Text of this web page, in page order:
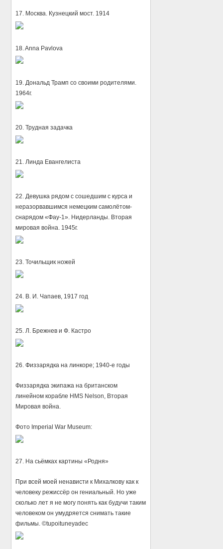
17. Москва. Кузнецкий мост. 1914
18. Anna Pavlova
19. Дональд Трамп со своими родителями.
1964г.
20. Трудная задачка
21. Линда Евангелиста
22. Девушка рядом с сошедшим с курса и
неразорвавшимся немецким самолётом-
снарядом «Фау-1». Нидерланды. Вторая
мировая война. 1945г.
23. Точильщик ножей
24. В. И. Чапаев, 1917 год
25. Л. Брежнев и Ф. Кастро
26. Физзарядка на линкоре; 1940-е годы
Физзарядка экипажа на британском
линейном корабле HMS Nelson, Вторая
Мировая война.
Фото Imperial War Museum:
27. На сьёмках картины «Родня»
При всей моей ненависти к Михалкову как к
человеку режиссёр он гениальный. Но уже
сколько лет я не могу понять как будучи таким
человеком он умудряется снимать такие
фильмы. ©tupoituneyadec